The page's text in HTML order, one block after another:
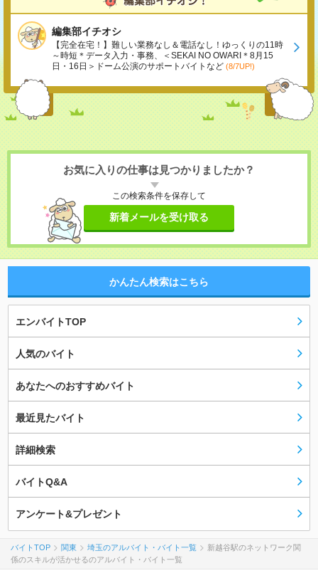
編集部イチオシ
【完全在宅！】難しい業務なし＆電話なし！ゆっくりの11時
～時短＊データ入力・事務、＜SEKAI NO OWARI＊8月15
日・16日＞ドーム公演のサポートバイトなど (8/7UP!)
お気に入りの仕事は見つかりましたか？
この検索条件を保存して
新着メールを受け取る
かんたん検索はこちら
エンバイトTOP
人気のバイト
あなたへのおすすめバイト
最近見たバイト
詳細検索
バイトQ&A
アンケート&プレゼント
バイトTOP 関東 埼玉のアルバイト・バイト一覧
新越谷駅のネットワーク関
係のスキルが活かせるのアルバイト・バイト一覧